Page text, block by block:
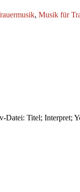
, Musik für
Datei: Titel; Interpret;